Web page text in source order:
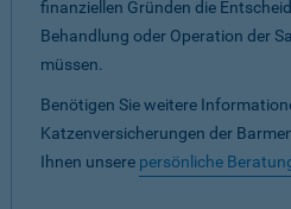
finanziellen Gründen die
Behandlung oder Operation der
müssen.
Benötigen Sie weitere
Katzenversicherungen der
Ihnen unsere persönliche